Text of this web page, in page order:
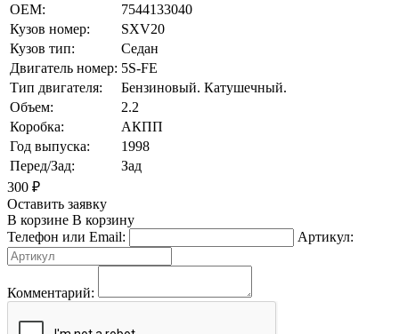
OEM:
7544133040
Кузов номер:
SXV20
Кузов тип:
Седан
Двигатель номер: 5S-FE
Тип двигателя:
Бензиновый. Катушечный.
Объем:
2.2
Коробка:
АКПП
Год выпуска:
1998
Перед/Зад:
Зад
300 ₽
Оставить заявку
В корзине В корзину
Телефон или Email:
Артикул:
Комментарий: